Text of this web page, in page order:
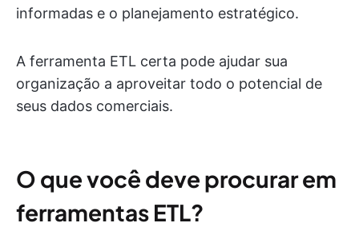
informadas e o planejamento estratégico.
A ferramenta ETL certa pode ajudar sua
organização a aproveitar todo o potencial de
seus dados comerciais.
O que você deve procurar em
ferramentas ETL?